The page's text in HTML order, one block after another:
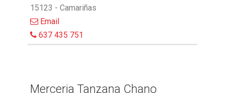
15123 - Camariñas
Email
637 435 751
Merceria Tanzana Chano